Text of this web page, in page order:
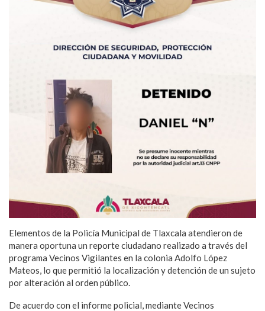
Elementos de la Policía Municipal de Tlaxcala atendieron de
manera oportuna un reporte ciudadano realizado a través del
programa Vecinos Vigilantes en la colonia Adolfo López
Mateos, lo que permitió la localización y detención de un sujeto
por alteración al orden público.
De acuerdo con el informe policial, mediante Vecinos